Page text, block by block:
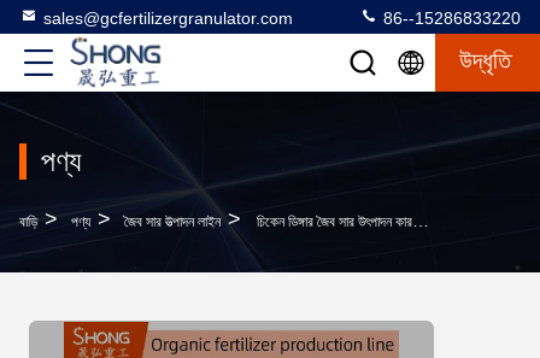
sales@gcfertilizergranulator.com 86--15286833220
উদ্ধৃতি
পণ্য
বাড়ি > পণ্য > জৈব সার উত্পাদন লাইন > চিকেন ডিঙ্গার জৈব সার উৎপাদন কারখানা ৫ টন/ঘন্টা ৭৫ কিলোওয়াট জৈব সার উৎপাদন লাইন